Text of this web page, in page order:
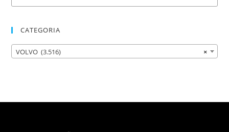
CATEGORIA
×
VOLVO (3.516)